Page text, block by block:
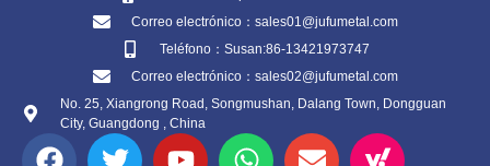
Correo electrónico：sales01@jufumetal.com
Teléfono：Susan:86-13421973747
Correo electrónico：sales02@jufumetal.com
No. 25, Xiangrong Road, Songmushan, Dalang Town, Dongguan
City, Guangdong , China